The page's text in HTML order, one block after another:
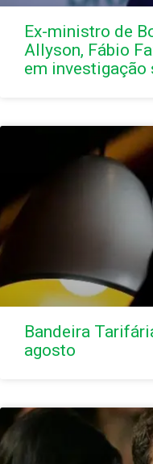
Ex-ministro de
Allyson, Fábio
em investigação
Bandeira
agosto